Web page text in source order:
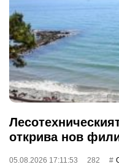
открива нов
05.08.2026 17:11:53 282